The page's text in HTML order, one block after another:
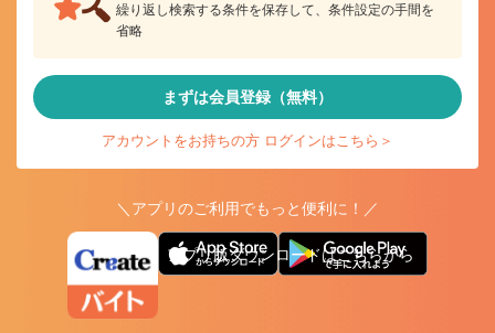
繰り返し検索する条件を保存して、条件設定の手間を
省略
まずは会員登録（無料）
アカウントをお持ちの方 ログインはこちら＞
＼アプリのご利用でもっと便利に！／
アプリ版ダウンロードはこちらから